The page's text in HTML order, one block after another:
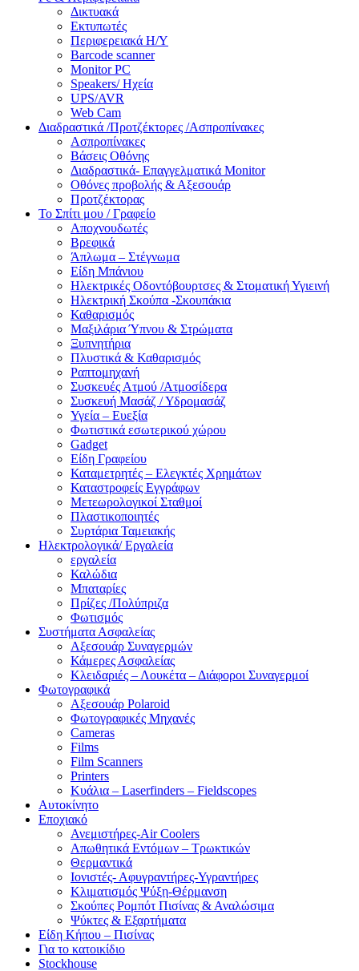
Δικτυακά
Εκτυπωτές
Περιφερειακά Η/Υ
Barcode scanner
Monitor PC
Speakers/ Ηχεία
UPS/AVR
Web Cam
Διαδραστικά /Προτζέκτορες /Ασπροπίνακες
Ασπροπίνακες
Βάσεις Οθόνης
Διαδραστικά- Επαγγελματικά Monitor
Οθόνες προβολής & Αξεσουάρ
Προτζέκτορας
Το Σπίτι μου / Γραφείο
Αποχνουδωτές
Βρεφικά
Άπλωμα – Στέγνωμα
Είδη Μπάνιου
Ηλεκτρικές Οδοντόβουρτσες & Στοματική Υγιεινή
Ηλεκτρική Σκούπα -Σκουπάκια
Καθαρισμός
Μαξιλάρια Ύπνου & Στρώματα
Ξυπνητήρια
Πλυστικά & Καθαρισμός
Ραπτομηχανή
Συσκευές Ατμού /Ατμοσίδερα
Συσκευή Μασάζ / Υδρομασάζ
Υγεία – Ευεξία
Φωτιστικά εσωτερικού χώρου
Gadget
Είδη Γραφείου
Καταμετρητές – Ελεγκτές Χρημάτων
Καταστροφείς Εγγράφων
Μετεωρολογικοί Σταθμοί
Πλαστικοποιητές
Συρτάρια Ταμειακής
Ηλεκτρολογικά/ Εργαλεία
εργαλεία
Καλώδια
Μπαταρίες
Πρίζες /Πολύπριζα
Φωτισμός
Συστήματα Ασφαλείας
Αξεσουάρ Συναγερμών
Κάμερες Ασφαλείας
Κλειδαριές – Λουκέτα – Διάφοροι Συναγερμοί
Φωτογραφικά
Αξεσουάρ Polaroid
Φωτογραφικές Μηχανές
Cameras
Films
Film Scanners
Printers
Κυάλια – Laserfinders – Fieldscopes
Αυτοκίνητο
Εποχιακό
Ανεμιστήρες-Air Coolers
Απωθητικά Εντόμων – Τρωκτικών
Θερμαντικά
Ιονιστές- Αφυγραντήρες-Υγραντήρες
Κλιματισμός Ψύξη-Θέρμανση
Σκούπες Ρομπότ Πισίνας & Αναλώσιμα
Ψύκτες & Εξαρτήματα
Είδη Κήπου – Πισίνας
Για το κατοικίδιο
Stockhouse